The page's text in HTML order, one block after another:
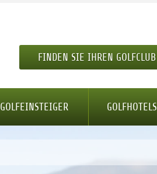
FINDEN SIE IHREN GOLFCLUB
GOLFEINSTEIGER GOLFHOTELS